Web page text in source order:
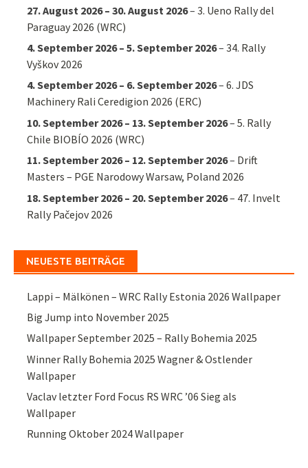
27. August 2026– 30. August 2026–3. Ueno Rally del
Paraguay 2026 (WRC)
4. September 2026– 5. September 2026–34. Rally
Vyškov 2026
4. September 2026– 6. September 2026–6. JDS
Machinery Rali Ceredigion 2026 (ERC)
10. September 2026– 13. September 2026–5. Rally
Chile BIOBÍO 2026 (WRC)
11. September 2026– 12. September 2026– Drift
Masters – PGE Narodowy Warsaw, Poland 2026
18. September 2026– 20. September 2026– 47. Invelt
Rally Pačejov 2026
NEUESTE BEITRÄGE
Lappi – Mälkönen – WRC Rally Estonia 2026 Wallpaper
Big Jump into November 2025
Wallpaper September 2025 – Rally Bohemia 2025
Winner Rally Bohemia 2025 Wagner & Ostlender
Wallpaper
Vaclav letzter Ford Focus RS WRC ’06 Sieg als
Wallpaper
Running Oktober 2024 Wallpaper